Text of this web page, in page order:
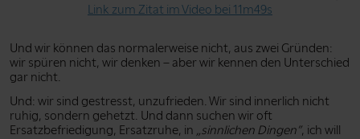
Link zum Zitat im Video bei 11m49s
Und wir können das normalerweise nicht, aus zwei Gründen:
wir spüren nicht, wir denken – aber wir kennen den Unterschied
gar nicht.
Und: wir sind gestresst, unzufrieden. Wir sind innerlich nicht
ruhig, sondern gehetzt. Und dann suchen wir oft
Ersatzbefriedigung, Ersatzruhe, in „sinnlichen Dingen”, ich will